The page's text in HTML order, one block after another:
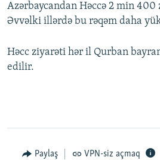
Azərbaycandan Həccə 2 min 400
Əvvəlki illərdə bu rəqəm daha
Həcc ziyarəti hər il Qurban
edilir.
Paylaş VPN-siz açmaq